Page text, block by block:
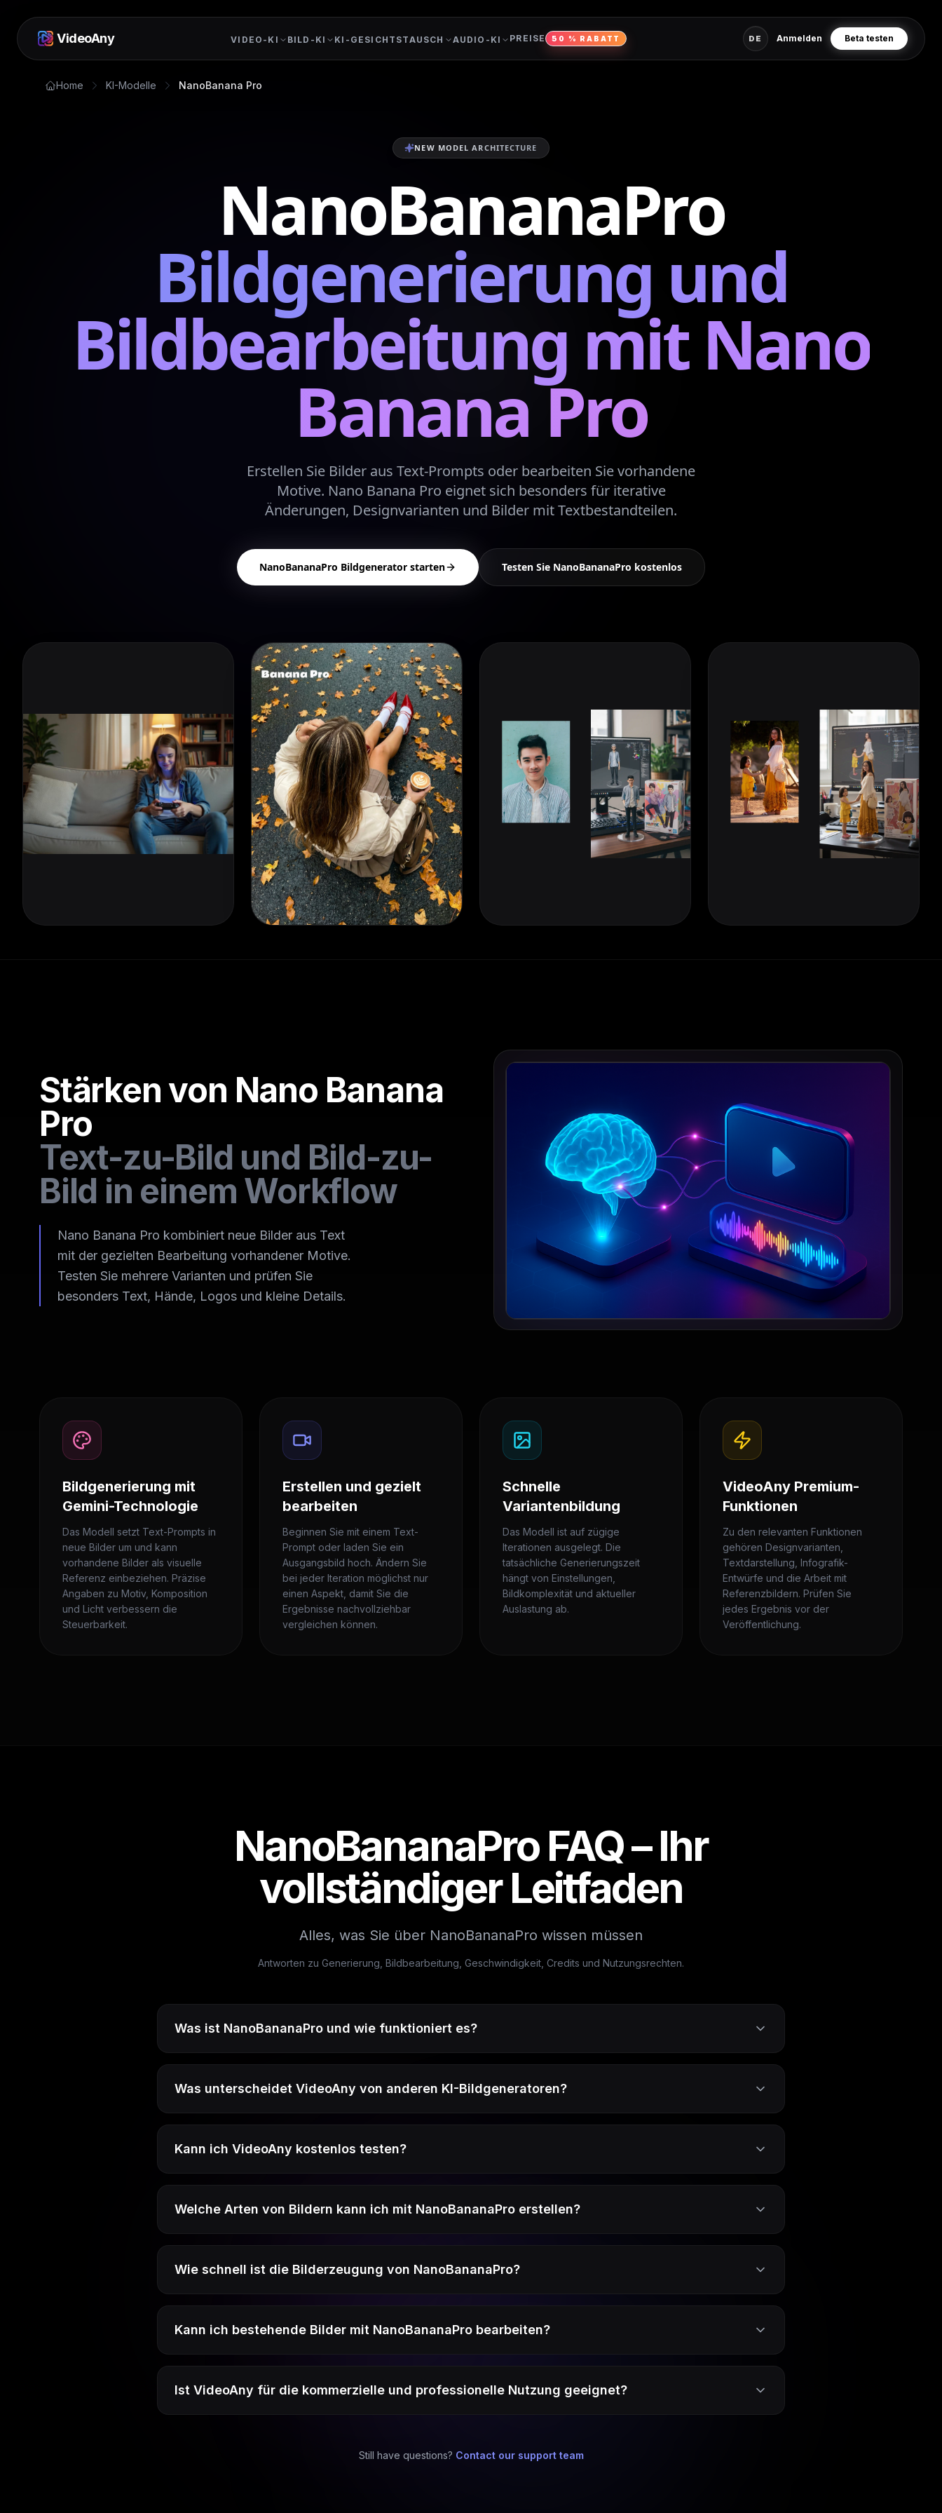
VideoAny VIDEO-KI BILD-KI KI-GESICHTSTAUSCH AUDIO-KI PREISE 50 % RABATT DE Anmelden Beta testen
Home KI-Modelle NanoBanana Pro
NEW MODEL ARCHITECTURE
NanoBananaPro
Bildgenerierung und
Bildbearbeitung mit Nano
Banana Pro
Erstellen Sie Bilder aus Text-Prompts oder bearbeiten Sie vorhandene
Motive. Nano Banana Pro eignet sich besonders für iterative
Änderungen, Designvarianten und Bilder mit Textbestandteilen.
NanoBananaPro Bildgenerator starten Testen Sie NanoBananaPro kostenlos
Stärken von Nano Banana
Pro
Text-zu-Bild und Bild-zu-
Bild in einem Workflow
Nano Banana Pro kombiniert neue Bilder aus Text
mit der gezielten Bearbeitung vorhandener Motive.
Testen Sie mehrere Varianten und prüfen Sie
besonders Text, Hände, Logos und kleine Details.
Bildgenerierung mit
Gemini-Technologie
Das Modell setzt Text-Prompts in
neue Bilder um und kann
vorhandene Bilder als visuelle
Referenz einbeziehen. Präzise
Angaben zu Motiv, Komposition
und Licht verbessern die
Steuerbarkeit.
Erstellen und gezielt
bearbeiten
Beginnen Sie mit einem Text-
Prompt oder laden Sie ein
Ausgangsbild hoch. Ändern Sie
bei jeder Iteration möglichst nur
einen Aspekt, damit Sie die
Ergebnisse nachvollziehbar
vergleichen können.
Schnelle
Variantenbildung
Das Modell ist auf zügige
Iterationen ausgelegt. Die
tatsächliche Generierungszeit
hängt von Einstellungen,
Bildkomplexität und aktueller
Auslastung ab.
VideoAny Premium-
Funktionen
Zu den relevanten Funktionen
gehören Designvarianten,
Textdarstellung, Infografik-
Entwürfe und die Arbeit mit
Referenzbildern. Prüfen Sie
jedes Ergebnis vor der
Veröffentlichung.
NanoBananaPro FAQ – Ihr
vollständiger Leitfaden
Alles, was Sie über NanoBananaPro wissen müssen
Antworten zu Generierung, Bildbearbeitung, Geschwindigkeit, Credits und Nutzungsrechten.
Was ist NanoBananaPro und wie funktioniert es?
Was unterscheidet VideoAny von anderen KI-Bildgeneratoren?
Kann ich VideoAny kostenlos testen?
Welche Arten von Bildern kann ich mit NanoBananaPro erstellen?
Wie schnell ist die Bilderzeugung von NanoBananaPro?
Kann ich bestehende Bilder mit NanoBananaPro bearbeiten?
Ist VideoAny für die kommerzielle und professionelle Nutzung geeignet?
Still have questions? Contact our support team